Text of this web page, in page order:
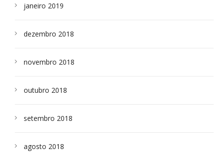
janeiro 2019
dezembro 2018
novembro 2018
outubro 2018
setembro 2018
agosto 2018